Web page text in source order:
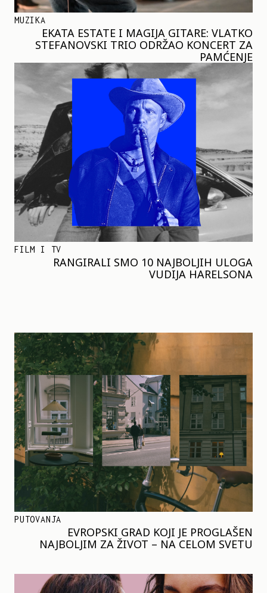
MUZIKA
EKATA ESTATE I MAGIJA GITARE: VLATKO
STEFANOVSKI TRIO ODRŽAO KONCERT ZA
PAMĆENJE
FILM I TV
RANGIRALI SMO 10 NAJBOLJIH ULOGA
VUDIJA HARELSONA
PUTOVANJA
EVROPSKI GRAD KOJI JE PROGLAŠEN
NAJBOLJIM ZA ŽIVOT – NA CELOM SVETU